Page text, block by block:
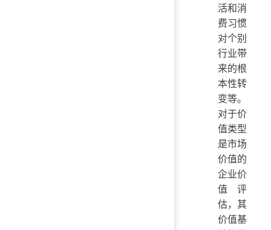
活和消
费习惯
对个别
行业带
来的根
本性转
变等。
对于价
值类型
是市场
价值的
企业价
值评
估，其
价值基